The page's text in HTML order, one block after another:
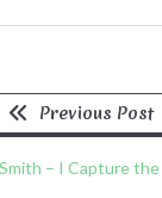
Previous Post
– I Capture